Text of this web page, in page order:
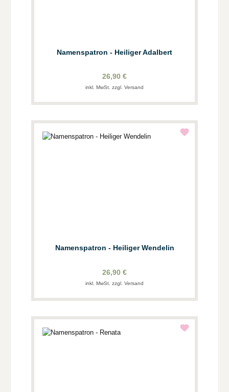
Namenspatron - Heiliger Adalbert
26,90 €
inkl. MwSt. zzgl. Versand
Namenspatron - Heiliger Wendelin
26,90 €
inkl. MwSt. zzgl. Versand